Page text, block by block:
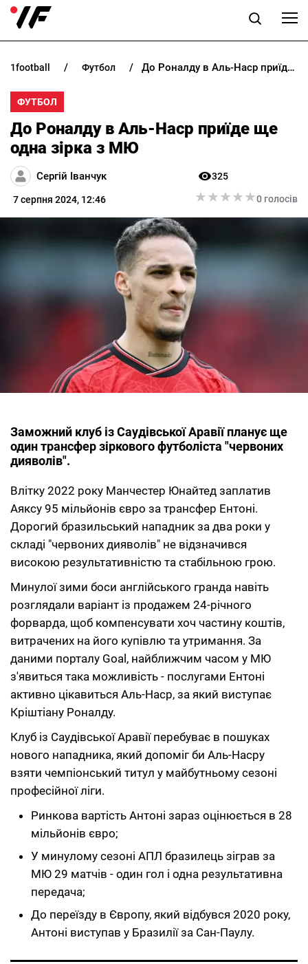
НОВИНИ
ПРОГНОЗИ
БУКМЕКЕРИ
КАЗИНО
РІЗНЕ
UKRU
1football футбол До Роналду в Аль-Наср приїде ще одна зірка з МЮ
ФУТБОЛ
До Роналду в Аль-Наср приїде ще
одна зірка з МЮ
Сергій Іванчук
7 серпня 2024, 12:46
325
★★★★★
★★★★★0 голосів
Заможний клуб із Саудівської Аравії планує ще
один трансфер зіркового футболіста "червоних
дияволів".
Влітку 2022 року Манчестер Юнайтед заплатив
Аяксу 95 мільйонів євро за трансфер Ентоні.
Дорогий бразильський нападник за два роки у
складі "червоних дияволів" не відзначився
високою результативністю та стабільною грою.
Минулої зими боси англійського гранда навіть
розглядали варіант із продажем 24-річного
форварда, щоб компенсувати хоч частину коштів,
витрачених на його купівлю та утримання. За
даними порталу Goal, найближчим часом у МЮ
з'явиться така можливість - послугами Ентоні
активно цікавиться Аль-Наср, за який виступає
Кріштіану Роналду.
Клуб із Саудівської Аравії перебуває в пошуках
нового нападника, який допоміг би Аль-Насру
взяти чемпіонський титул у майбутньому сезоні
професійної ліги.
Ринкова вартість Антоні зараз оцінюється в 28
мільйонів євро;
У минулому сезоні АПЛ бразилець зіграв за
МЮ 29 матчів - один гол і одна результативна
передача;
До переїзду в Європу, який відбувся 2020 року,
Антоні виступав у Бразилії за Сан-Паулу.